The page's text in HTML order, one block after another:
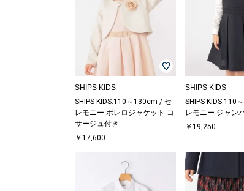
SHIPS KIDS
SHIPS KIDS:110～130cm / セ
レモニー ボレロジャケット コ
サージュ付き
￥17,600
SHIPS KIDS
SHIPS KIDS:110
レモニー ジャン
￥19,250